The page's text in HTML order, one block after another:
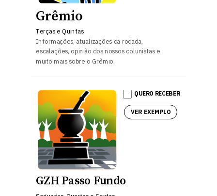
Grêmio
Terças e Quintas
Informações, atualizações da rodada,
escalações, opinião dos nossos colunistas e
muito mais sobre o Grêmio.
GZH Passo Fundo
QUERO RECEBER
VER EXEMPLO